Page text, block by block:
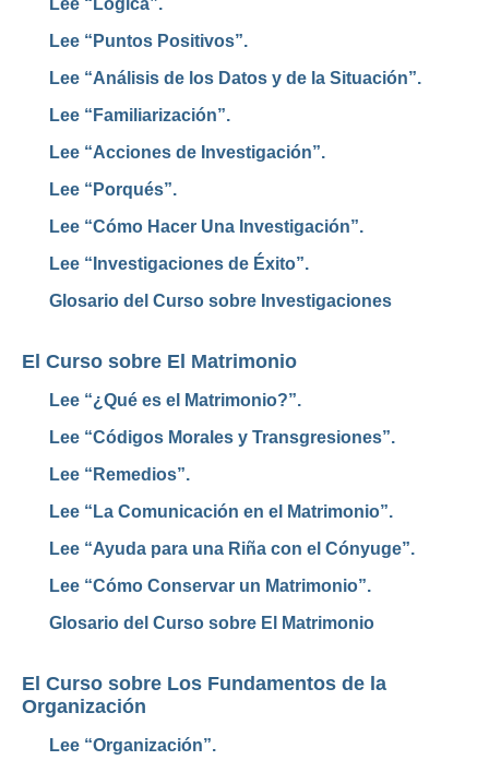
Lee “Lógica”.
Lee “Puntos Positivos”.
Lee “Análisis de los Datos y de la Situación”.
Lee “Familiarización”.
Lee “Acciones de Investigación”.
Lee “Porqués”.
Lee “Cómo Hacer Una Investigación”.
Lee “Investigaciones de Éxito”.
Glosario del Curso sobre Investigaciones
El Curso sobre El Matrimonio
Lee “¿Qué es el Matrimonio?”.
Lee “Códigos Morales y Transgresiones”.
Lee “Remedios”.
Lee “La Comunicación en el Matrimonio”.
Lee “Ayuda para una Riña con el Cónyuge”.
Lee “Cómo Conservar un Matrimonio”.
Glosario del Curso sobre El Matrimonio
El Curso sobre Los Fundamentos de la
Organización
Lee “Organización”.